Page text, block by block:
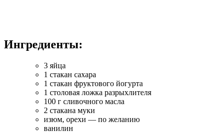
Ингредиенты:
3 яйца
1 стакан сахара
1 стакан фруктового йогурта
1 столовая ложка разрыхлителя
100 г сливочного масла
2 стакана муки
изюм, орехи — по желанию
ванилин